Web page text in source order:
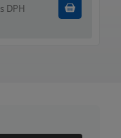
s DPH Koupit